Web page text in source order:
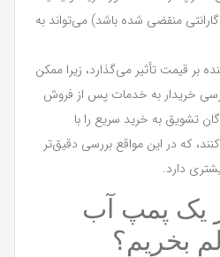
منقضی شده باشد) می‌تواند به
بر قیمت تأثیر می‌گذارد، زیرا ممکن
خریدار به خدمات پس از فروش
تشویق به خرید سریع را با
که در این مواقع بررسی دقیق‌تر
دارد.
یک پمپ آب
بخریم؟